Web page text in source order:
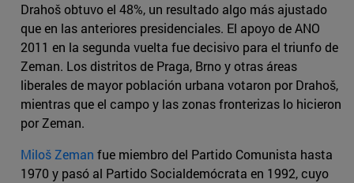
Drahoš obtuvo el 48%, un resultado algo más ajustado
que en las anteriores presidenciales. El apoyo de ANO
2011 en la segunda vuelta fue decisivo para el triunfo de
Zeman. Los distritos de Praga, Brno y otras áreas
liberales de mayor población urbana votaron por Drahoš,
mientras que el campo y las zonas fronterizas lo hicieron
por Zeman.
Miloš Zeman fue miembro del Partido Comunista hasta
1970 y pasó al Partido Socialdemócrata en 1992, cuyo